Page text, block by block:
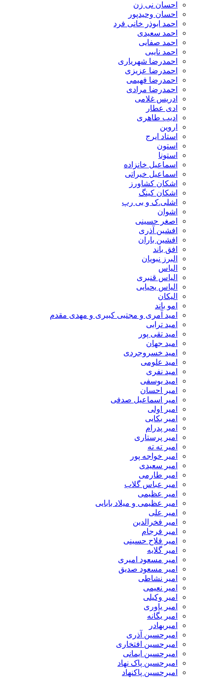
احسان نی زن
احسان وحیدپور
احمد ابوذر خانی فرد
احمد سعیدی
احمد صفایی
احمد نایبی
احمدرضا شهریاری
احمدرضا عزیزی
احمدرضا فهیمی
احمدرضا مرادی
ادریس غلامی
ادی عطار
ادیب طاهری
اروین
استاد ایرج
استون
استونا
اسماعیل خانزاده
اسماعیل خیراتی
اشکان کشاورز
اشکان کینگ
اشلی.ک و بی رپ
اشوان
اصغر حسینی
افشین آذری
افشین باران
افق باند
البرز نبویان
الیاس
الیاس قنبرى
الیاس یحیایی
الیکان
امو باند
امید آمری و مجتبی کبیری و مهدى مقدم
امید ترابی
امید تقی پور
امید جهان
امید خسروجردی
امید علومی
امید نفری
امید یوسفی
امیر احسان
امیر اسماعیل صدفی
امیر اولی
امیر بکایی
امیر پدرام
امیر پرستاری
امیر ته ته
امیر خواجه پور
امیر سعیدی
امیر طارمی
امیر عباس گلاب
امیر عظیمی
امیر عظیمی و میلاد بابایی
امیر علی
امیر فخرالدین
امیر فرجام
امیر فلاح حسینی
امیر گلایه
امیر مسعود امیری
امیر مسعود صدیق
امیر نشاطی
امیر نعیمی
امیر وکیلی
امیر یاوری
امیر یگانه
امیربهادر
امیرحسین آذری
امیرحسین افتخاری
امیرحسین ایمانی
امیرحسین پاک نهاد
امیرحسین پاکنهاد